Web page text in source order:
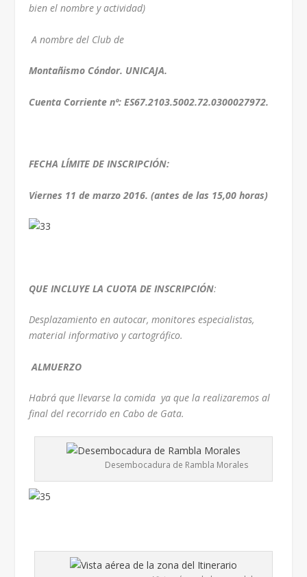
bien el nombre y actividad)
A nombre del Club de
Montañismo Cóndor. UNICAJA.
Cuenta Corriente nº: ES67.2103.5002.72.0300027972.
FECHA LÍMITE DE INSCRIPCIÓN:
Viernes 11 de marzo 2016. (antes de las 15,00 horas)
QUE INCLUYE LA CUOTA DE INSCRIPCIÓN:
Desplazamiento en autocar, monitores especialistas,
material informativo y cartográfico.
ALMUERZO
Habrá que llevarse la comida ya que la realizaremos al
final del recorrido en Cabo de Gata.
Desembocadura de Rambla Morales